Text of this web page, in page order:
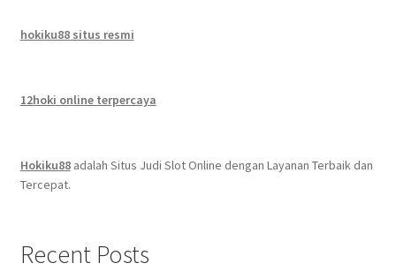
hokiku88 situs resmi
12hoki online terpercaya
Hokiku88adalah Situs Judi Slot Online dengan Layanan Terbaik dan
Tercepat.
Recent Posts